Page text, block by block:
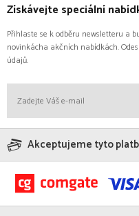
Získávejte speciální
Přihlaste se k odběru newsletteru a
novinkácha akčních nabídkách.
údajů.
Akceptujeme tyto